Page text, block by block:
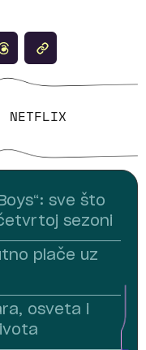
NETFLIX
sve što
sezoni
plače uz
osveta i